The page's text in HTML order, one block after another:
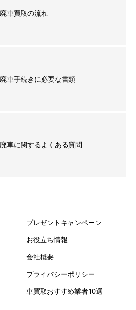
廃車買取の流れ
廃車手続きに必要な書類
廃車に関するよくある質問
プレゼントキャンペーン
お役立ち情報
会社概要
プライバシーポリシー
車買取おすすめ業者10選